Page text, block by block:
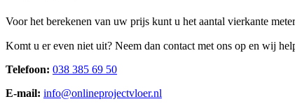
Voor het berekenen van uw prijs kunt u het aantal vierkante
Komt u er even niet uit? Neem dan contact met ons op en wij
Telefoon: 038 385 69 50
E-mail: info@onlineprojectvloer.nl